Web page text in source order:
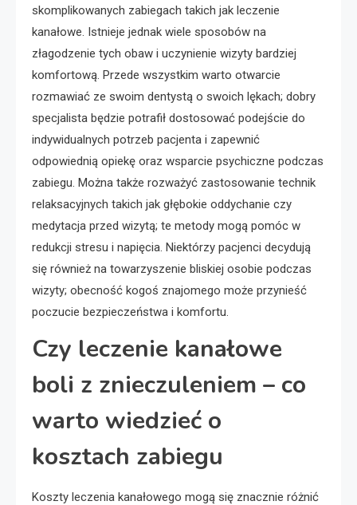
skomplikowanych zabiegach takich jak leczenie
kanałowe. Istnieje jednak wiele sposobów na
złagodzenie tych obaw i uczynienie wizyty bardziej
komfortową. Przede wszystkim warto otwarcie
rozmawiać ze swoim dentystą o swoich lękach; dobry
specjalista będzie potrafił dostosować podejście do
indywidualnych potrzeb pacjenta i zapewnić
odpowiednią opiekę oraz wsparcie psychiczne podczas
zabiegu. Można także rozważyć zastosowanie technik
relaksacyjnych takich jak głębokie oddychanie czy
medytacja przed wizytą; te metody mogą pomóc w
redukcji stresu i napięcia. Niektórzy pacjenci decydują
się również na towarzyszenie bliskiej osobie podczas
wizyty; obecność kogoś znajomego może przynieść
poczucie bezpieczeństwa i komfortu.
Czy leczenie kanałowe
boli z znieczuleniem – co
warto wiedzieć o
kosztach zabiegu
Koszty leczenia kanałowego mogą się znacznie różnić